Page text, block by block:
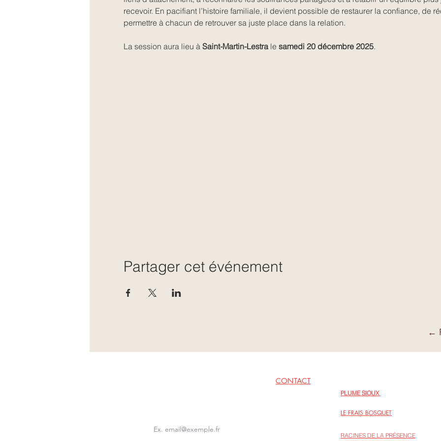
recevoir. En pacifiant l’histoire familiale, il devient possible de restaurer la confiance, de
permettre à chacun de retrouver sa juste place dans la relation.
La session aura lieu à Saint-Martin-Lestra le samedi 20 décembre 2025.
Partager cet événement
←
CONTACT
PLUME SIOUX
LE FRAIS BOSQUET
RACINES DE LA PRÉSENCE